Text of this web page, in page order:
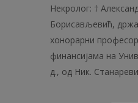
Некролог: †
Борисављевић,
хонорарни
финансијама на
д., од Ник.